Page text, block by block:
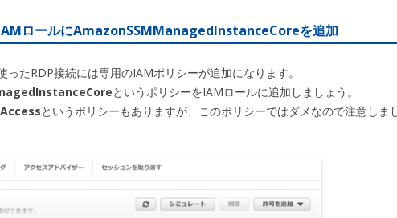
ロールにAmazonSSMManagedInstanceCoreを追加
ったRDP接続には専用のIAMポリシーが追加になります。
というポリシーをIAMロールに追加しましょう。
というポリシーもありますが、このポリシーではダメなので注意しま